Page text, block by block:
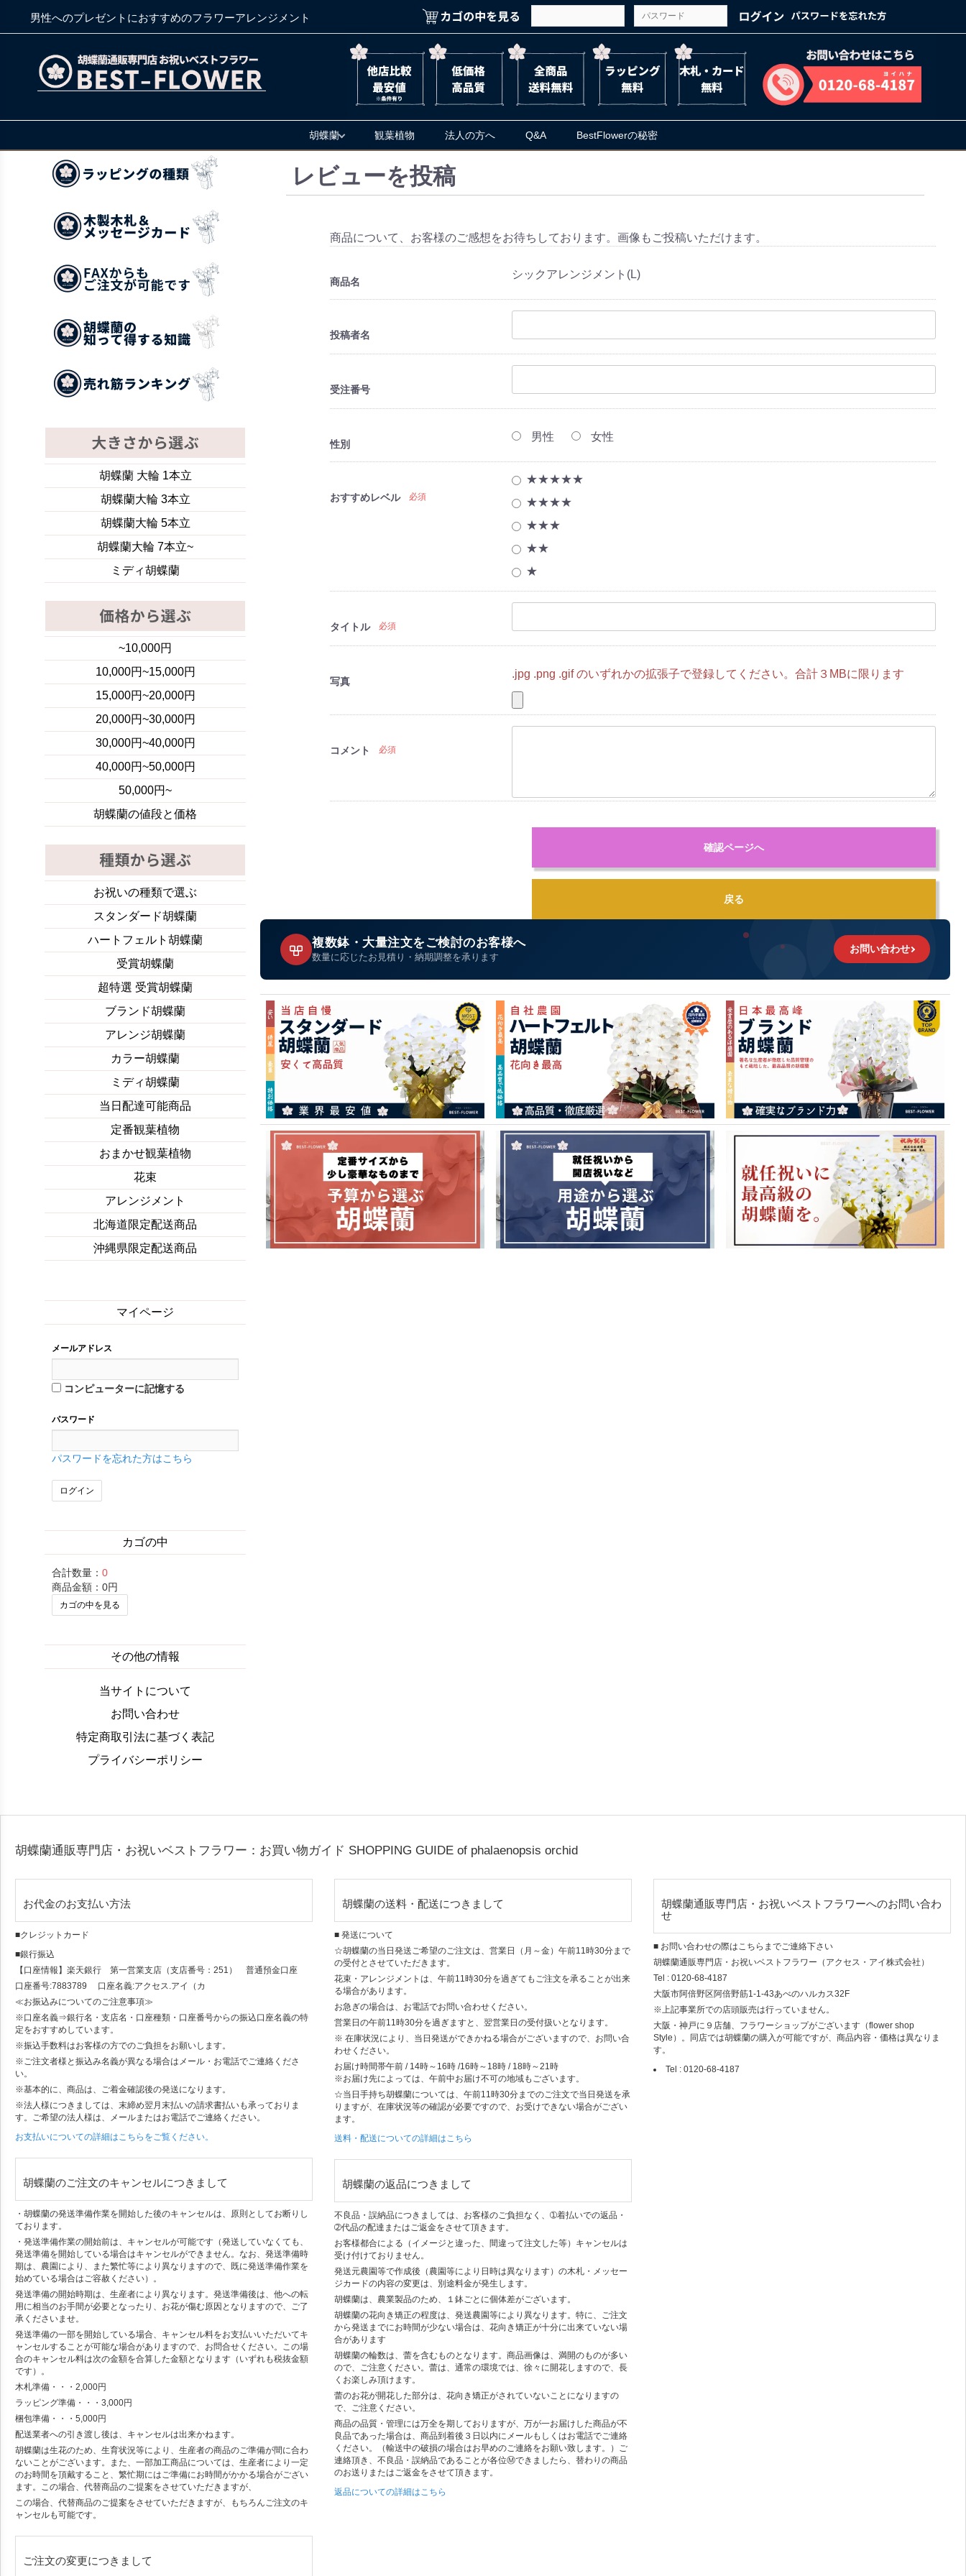
男性へのプレゼントにおすすめのフラワーアレンジメント
胡蝶蘭 観葉植物 法人の方へ Q&A BestFlowerの秘密
レビューを投稿
商品について、お客様のご感想をお待ちしております。画像もご投稿いただけます。
商品名
シックアレンジメント(L)
投稿者名
受注番号
性別
男性 女性
おすすめレベル 必須
★★★★★
★★★★
★★★
★★
★
タイトル 必須
写真
.jpg .png .gif のいずれかの拡張子で登録してください。合計３MBに限ります
コメント 必須
確認ページへ
戻る
複数鉢・大量注文をご検討のお客様へ
数量に応じたお見積り・納期調整を承ります
お問い合わせ
胡蝶蘭 大輪 1本立
胡蝶蘭大輪 3本立
胡蝶蘭大輪 5本立
胡蝶蘭大輪 7本立~
ミディ胡蝶蘭
~10,000円
10,000円~15,000円
15,000円~20,000円
20,000円~30,000円
30,000円~40,000円
40,000円~50,000円
50,000円~
胡蝶蘭の値段と価格
お祝いの種類で選ぶ
スタンダード胡蝶蘭
ハートフェルト胡蝶蘭
受賞胡蝶蘭
超特選 受賞胡蝶蘭
ブランド胡蝶蘭
アレンジ胡蝶蘭
カラー胡蝶蘭
ミディ胡蝶蘭
当日配達可能商品
定番観葉植物
おまかせ観葉植物
花束
アレンジメント
北海道限定配送商品
沖縄県限定配送商品
マイページ
メールアドレス
コンピューターに記憶する
パスワード
パスワードを忘れた方はこちら
カゴの中
合計数量： 0
商品金額： 0円
カゴの中を見る
その他の情報
当サイトについて
お問い合わせ
特定商取引法に基づく表記
プライバシーポリシー
胡蝶蘭通販専門店・お祝いベストフラワー：お買い物ガイド SHOPPING GUIDE of phalaenopsis orchid
お代金のお支払い方法
■クレジットカード
■銀行振込
【口座情報】楽天銀行 第一営業支店（支店番号：251） 普通預金口座
口座番号:7883789 口座名義:アクセス.アイ（カ
≪お振込みについてのご注意事項≫
※口座名義⇒銀行名・支店名・口座種類・口座番号からの振込口座名義の特
定をおすすめしています。
※振込手数料はお客様の方でのご負担をお願いします。
※ご注文者様と振込み名義が異なる場合はメール・お電話でご連絡くださ
い。
※基本的に、商品は、ご着金確認後の発送になります。
※法人様につきましては、末締め翌月末払いの請求書払いも承っておりま
す。ご希望の法人様は、メールまたはお電話でご連絡ください。
お支払いについての詳細はこちらをご覧ください。
胡蝶蘭のご注文のキャンセルにつきまして
・胡蝶蘭の発送準備作業を開始した後のキャンセルは、原則としてお断りし
ております。
・発送準備作業の開始前は、キャンセルが可能です（発送していなくても、
発送準備を開始している場合はキャンセルができません。なお、発送準備時
期は、農園により、また繁忙等により異なりますので、既に発送準備作業を
始めている場合はご容赦ください）。
発送準備の開始時期は、生産者により異なります。発送準備後は、他への転
用に相当のお手間が必要となったり、お花が傷む原因となりますので、ご了
承くださいませ。
発送準備の一部を開始している場合、キャンセル料をお支払いいただいてキ
ャンセルすることが可能な場合がありますので、お問合せください。この場
合のキャンセル料は次の金額を合算した金額となります（いずれも税抜金額
です）。
木札準備・・・2,000円
ラッピング準備・・・3,000円
梱包準備・・・5,000円
配送業者への引き渡し後は、キャンセルは出来かねます。
胡蝶蘭は生花のため、生育状況等により、生産者の商品のご準備が間に合わ
ないことがございます。また、一部加工商品については、生産者により一定
のお時間を頂戴すること、繁忙期にはご準備にお時間がかかる場合がござい
ます。この場合、代替商品のご提案をさせていただきますが、
この場合、代替商品のご提案をさせていただきますが、もちろんご注文のキ
ャンセルも可能です。
ご注文の変更につきまして
胡蝶蘭の送料・配送につきまして
■ 発送について
☆胡蝶蘭の当日発送ご希望のご注文は、営業日（月～金）午前11時30分まで
の受付とさせていただきます。
花束・アレンジメントは、午前11時30分を過ぎてもご注文を承ることが出来
る場合があります。
お急ぎの場合は、お電話でお問い合わせください。
営業日の午前11時30分を過ぎますと、翌営業日の受付扱いとなります。
※ 在庫状況により、当日発送ができかねる場合がございますので、お問い合
わせください。
お届け時間帯午前 / 14時～16時 /16時～18時 / 18時～21時
※お届け先によっては、午前中お届け不可の地域もございます。
☆当日手持ち胡蝶蘭については、午前11時30分までのご注文で当日発送を承
りますが、在庫状況等の確認が必要ですので、お受けできない場合がござい
ます。
送料・配送についての詳細はこちら
胡蝶蘭の返品につきまして
不良品・誤納品につきましては、お客様のご負担なく、➀着払いでの返品・
➁代品の配達またはご返金をさせて頂きます。
お客様都合による（イメージと違った、間違って注文した等）キャンセルは
受け付けておりません。
発送元農園等で作成後（農園等により日時は異なります）の木札・メッセー
ジカードの内容の変更は、別途料金が発生します。
胡蝶蘭は、農業製品のため、１鉢ごとに個体差がございます。
胡蝶蘭の花向き矯正の程度は、発送農園等により異なります。特に、ご注文
から発送までにお時間が少ない場合は、花向き矯正が十分に出来ていない場
合があります
胡蝶蘭の輪数は、蕾を含むものとなります。商品画像は、満開のものが多い
ので、ご注意ください。蕾は、通常の環境では、徐々に開花しますので、長
くお楽しみ頂けます。
蕾のお花が開花した部分は、花向き矯正がされていないことになりますの
で、ご注意ください。
商品の品質・管理には万全を期しておりますが、万が一お届けした商品が不
良品であった場合は、商品到着後３日以内にメールもしくはお電話でご連絡
ください。（輸送中の破損の場合はお早めのご連絡をお願い致します。）ご
連絡頂き、不良品・誤納品であることが各位Ⓜできましたら、替わりの商品
のお送りまたはご返金をさせて頂きます。
返品についての詳細はこちら
胡蝶蘭通販専門店・お祝いベストフラワーへのお問い合わ
せ
■ お問い合わせの際はこちらまでご連絡下さい
胡蝶蘭通販専門店・お祝いベストフラワー（アクセス・アイ株式会社）
Tel : 0120-68-4187
大阪市阿倍野区阿倍野筋1-1-43あべのハルカス32F
※上記事業所での店頭販売は行っていません。
大阪・神戸に９店舗、フラワーショップがございます（flower shop
Style）。同店では胡蝶蘭の購入が可能ですが、商品内容・価格は異なりま
す。
Tel : 0120-68-4187